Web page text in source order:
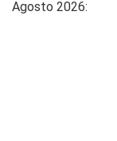
Agosto 2026: